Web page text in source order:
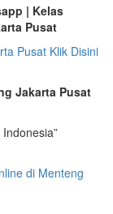
| Kelas
Pusat
Jakarta Pusat
di Menteng